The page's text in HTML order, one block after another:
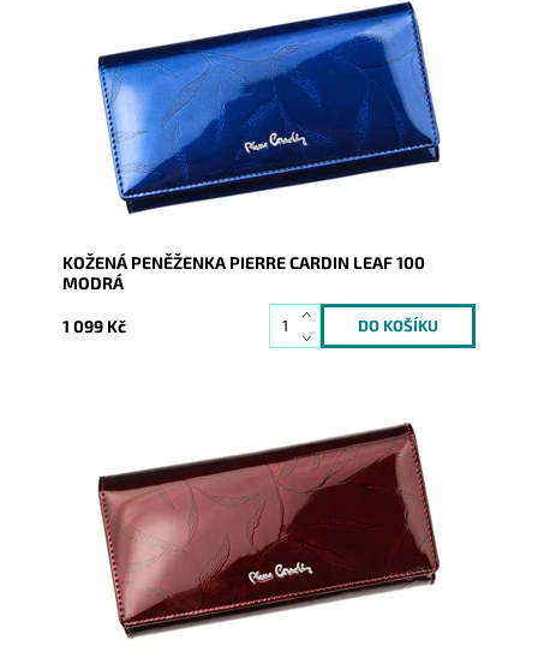
Velmi luxusní kožená peněženka známé značky Pierre
Cardin z velmi příjemné kůže je nezbytným...
Dostupnost:
Skladem
1811
Značka:
Pierre Cardin
Záruka:
2 roky
KOŽENÁ PENĚŽENKA PIERRE CARDIN LEAF 100
MODRÁ
1 099 Kč
Velmi luxusní kožená peněženka známé značky Pierre
Cardin z velmi příjemné kůže je nezbytným...
Dostupnost:
Skladem
8329
Značka:
Pierre Cardin
Záruka:
2 roky